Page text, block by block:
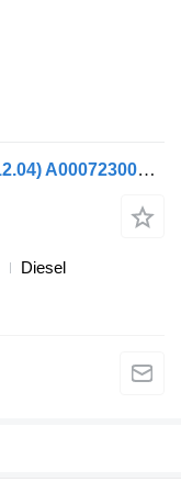
Mercedes-Benz Atego 1217 (01.98-12.04) A0007230035 Türgriff für Mercedes-Benz Atego, Atego 2, Atego 3 (1996-) Sattelzugmaschine
Diesel